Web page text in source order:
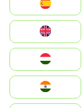
Deutschland
Denmark
United Kingdom
Hrvatska
Magyarország
Indonesia